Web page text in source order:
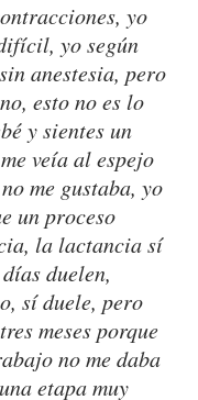
yo
yo según
anestesia, pero
esto no es lo
y sientes un
veía al espejo
me gustaba, yo
un proceso
la lactancia sí
duelen,
sí duele, pero
meses porque
no me daba
etapa muy